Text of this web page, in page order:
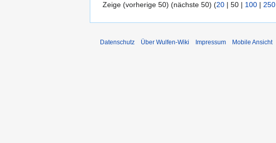
Zeige (vorherige 50) (nächste 50) (20 | 50 | 100 | 250
Datenschutz Über Wulfen-Wiki Impressum Mobile Ansicht